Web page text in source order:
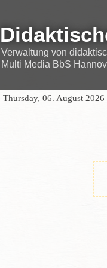
Verwaltung von
Multi Media BbS
Thursday, 06. August 2026